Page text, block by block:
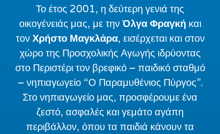
Το έτος 2001, η δεύτερη γενιά της
οικογένειάς μας, με τηνΌλγα Φραγκή και
τονΧρήστο Μαγκλάρα, εισέρχεται και στον
χώρο της Προσχολικής Αγωγής ιδρύοντας
στο Περιστέρι τον βρεφικό – παιδικό σταθμό
– νηπιαγωγείο “Ο Παραμυθένιος Πύργος”.
Στονηπιαγωγείο μας, προσφέρουμε ένα
ζεστό, ασφαλές και γεμάτο αγάπη
περιβάλλον, όπου τα παιδιά κάνουν τα